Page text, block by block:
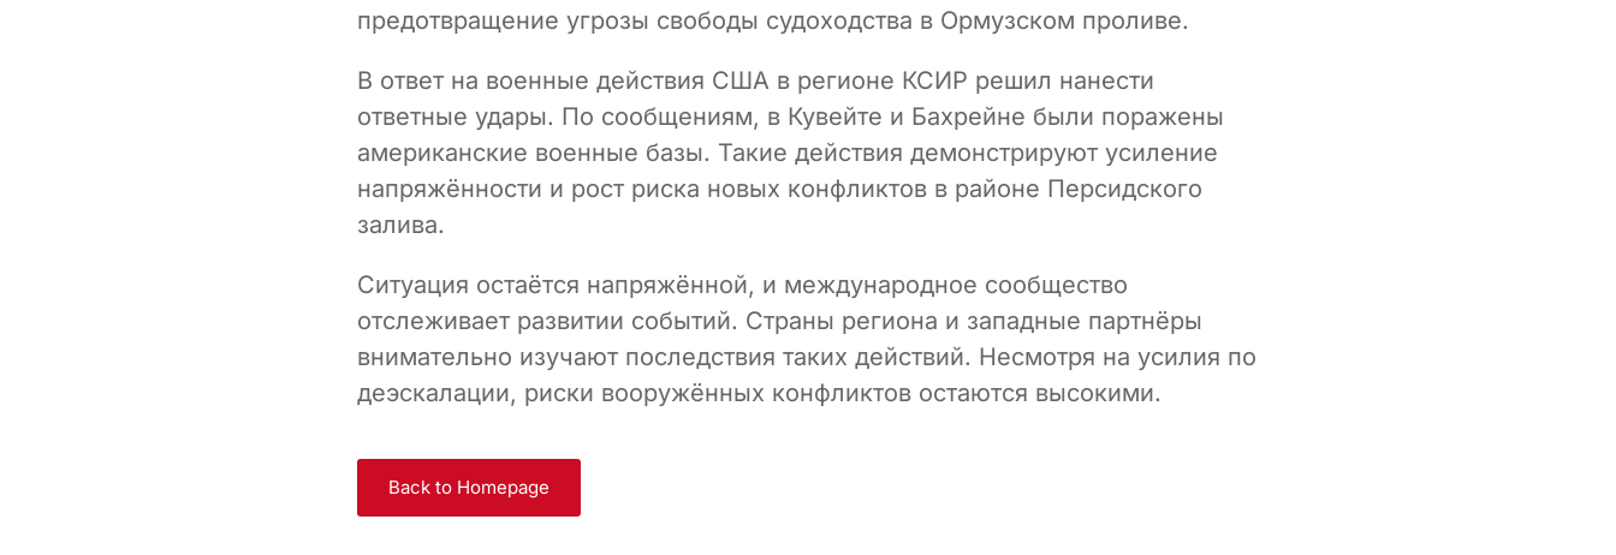
предотвращение угрозы свободы судоходства в Ормузском проливе.
В ответ на военные действия США в регионе КСИР решил нанести
ответные удары. По сообщениям, в Кувейте и Бахрейне были поражены
американские военные базы. Такие действия демонстрируют усиление
напряжённости и рост риска новых конфликтов в районе Персидского
залива.
Ситуация остаётся напряжённой, и международное сообщество
отслеживает развитии событий. Страны региона и западные партнёры
внимательно изучают последствия таких действий. Несмотря на усилия по
деэскалации, риски вооружённых конфликтов остаются высокими.
Back to Homepage